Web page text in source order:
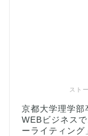
スト
京都大学理学部
WEBビジネス
ーライティン